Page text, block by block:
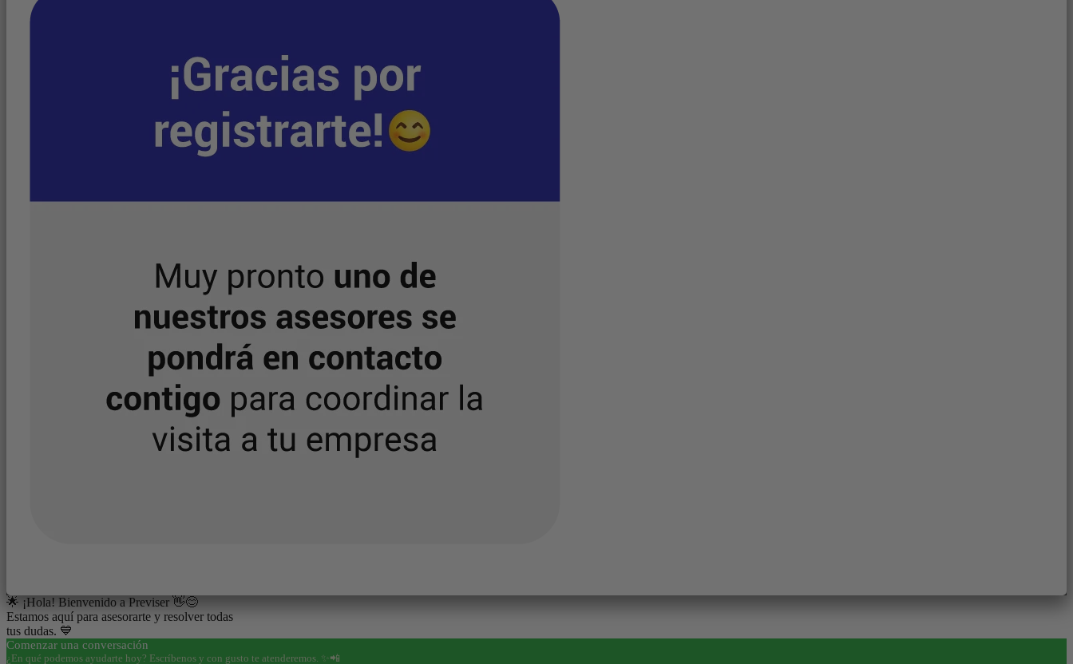
🌟 ¡Hola! Bienvenido a Previser 👋😊
Estamos aquí para asesorarte y resolver todas
tus dudas. 💙
Comenzar una conversación
¿En qué podemos ayudarte hoy? Escríbenos y con gusto te atenderemos. ✨📲